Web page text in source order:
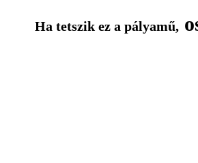
Ha tetszik ez a pályamű,